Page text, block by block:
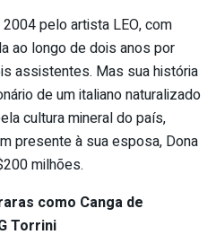
pelo artista LEO, com
ao longo de dois anos por
assistentes. Mas sua história
de um italiano naturalizado
cultura mineral do país,
presente à sua esposa, Dona
milhões.
como Canga de
Torrini